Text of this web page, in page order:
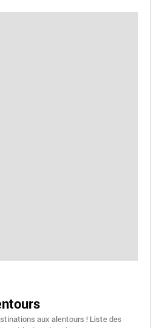
aux alentours ! Liste des